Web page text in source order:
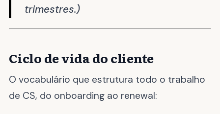
trimestres.)
Ciclo de vida do cliente
O vocabulário que estrutura todo o trabalho
de CS, do onboarding ao renewal: